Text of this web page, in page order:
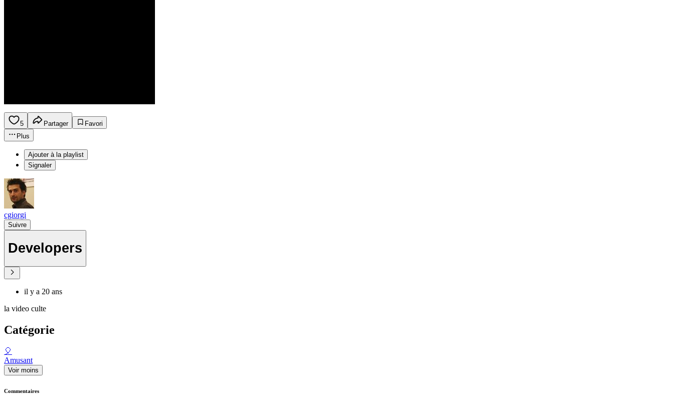
5 Partager
Favori
Plus
Ajouter à la playlist
Signaler
cgiorgi
Suivre
Developers
il y a 20 ans
la video culte
Catégorie
🎈
Amusant
Voir moins
Commentaires